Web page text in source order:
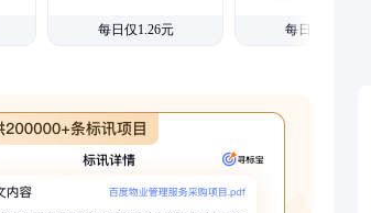
每日仅1.26元 每日仅1.08元